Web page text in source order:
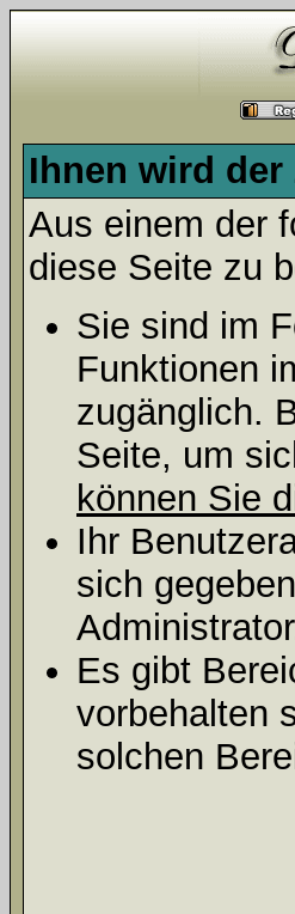
Ihnen wird
Aus einem der
diese Seite zu
Sie sind im
Funktionen
zugänglich.
Seite, um
können Sie
Ihr
sich
Es gibt
vorbehalten
solchen